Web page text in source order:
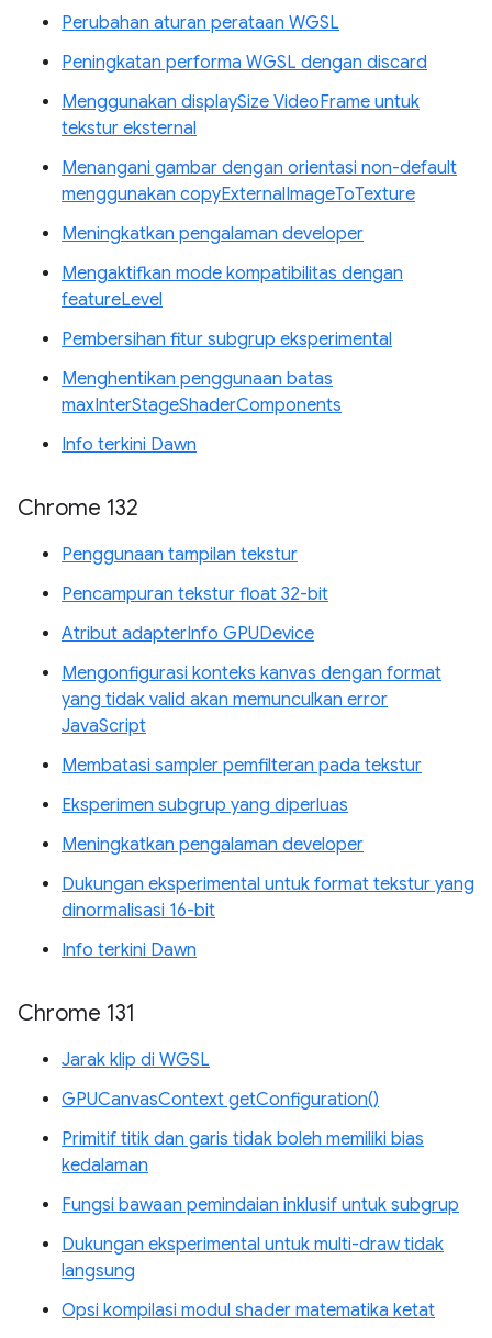
Perubahan aturan perataan WGSL
Peningkatan performa WGSL dengan discard
Menggunakan displaySize VideoFrame untuk
tekstur eksternal
Menangani gambar dengan orientasi non-default
menggunakan copyExternalImageToTexture
Meningkatkan pengalaman developer
Mengaktifkan mode kompatibilitas dengan
featureLevel
Pembersihan fitur subgrup eksperimental
Menghentikan penggunaan batas
maxInterStageShaderComponents
Info terkini Dawn
Chrome 132
Penggunaan tampilan tekstur
Pencampuran tekstur float 32-bit
Atribut adapterInfo GPUDevice
Mengonfigurasi konteks kanvas dengan format
yang tidak valid akan memunculkan error
JavaScript
Membatasi sampler pemfilteran pada tekstur
Eksperimen subgrup yang diperluas
Meningkatkan pengalaman developer
Dukungan eksperimental untuk format tekstur yang
dinormalisasi 16-bit
Info terkini Dawn
Chrome 131
Jarak klip di WGSL
GPUCanvasContext getConfiguration()
Primitif titik dan garis tidak boleh memiliki bias
kedalaman
Fungsi bawaan pemindaian inklusif untuk subgrup
Dukungan eksperimental untuk multi-draw tidak
langsung
Opsi kompilasi modul shader matematika ketat